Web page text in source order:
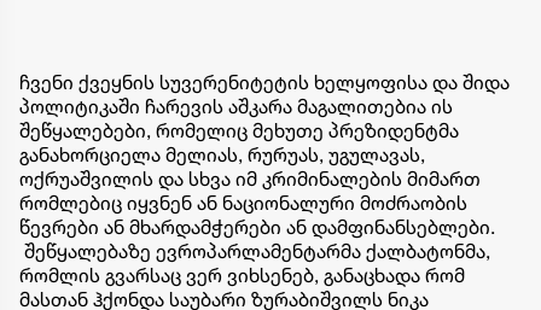
ჩვენი ქვეყნის სუვერენიტეტის ხელყოფისა და შიდა
პოლიტიკაში ჩარევის აშკარა მაგალითებია ის
შეწყალებები, რომელიც მეხუთე პრეზიდენტმა
განახორციელა მელიას, რურუას, უგულავას,
ოქრუაშვილის და სხვა იმ კრიმინალების მიმართ
რომლებიც იყვნენ ან ნაციონალური მოძრაობის
წევრები ან მხარდამჭერები ან დამფინანსებლები.
შეწყალებაზე ევროპარლამენტარმა ქალბატონმა,
რომლის გვარსაც ვერ ვიხსენებ, განაცხადა რომ
მასთან ჰქონდა საუბარი ზურაბიშვილს ნიკა